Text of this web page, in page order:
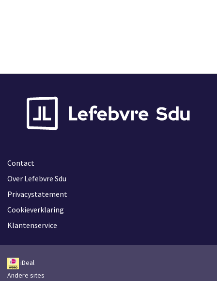
Contact
Over Lefebvre Sdu
Privacystatement
Cookieverklaring
Klantenservice
iDeal
Andere sites